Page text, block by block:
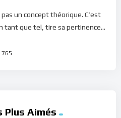
un concept théorique. C’est
tant que tel, tire sa pertinence...
765
Plus Aimés